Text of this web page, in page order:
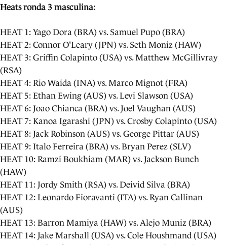
Heats ronda 3 masculina:
HEAT 1: Yago Dora (BRA) vs. Samuel Pupo (BRA)
HEAT 2: Connor O'Leary (JPN) vs. Seth Moniz (HAW)
HEAT 3: Griffin Colapinto (USA) vs. Matthew McGillivray
(RSA)
HEAT 4: Rio Waida (INA) vs. Marco Mignot (FRA)
HEAT 5: Ethan Ewing (AUS) vs. Levi Slawson (USA)
HEAT 6: Joao Chianca (BRA) vs. Joel Vaughan (AUS)
HEAT 7: Kanoa Igarashi (JPN) vs. Crosby Colapinto (USA)
HEAT 8: Jack Robinson (AUS) vs. George Pittar (AUS)
HEAT 9: Italo Ferreira (BRA) vs. Bryan Perez (SLV)
HEAT 10: Ramzi Boukhiam (MAR) vs. Jackson Bunch
(HAW)
HEAT 11: Jordy Smith (RSA) vs. Deivid Silva (BRA)
HEAT 12: Leonardo Fioravanti (ITA) vs. Ryan Callinan
(AUS)
HEAT 13: Barron Mamiya (HAW) vs. Alejo Muniz (BRA)
HEAT 14: Jake Marshall (USA) vs. Cole Houshmand (USA)